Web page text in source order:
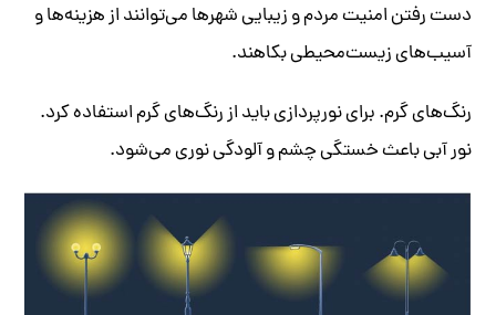
دست رفتن امنیت مردم و زیبایی شهرها می‌توانند از هزینه‌ها و
آسیب‌های زیست‌محیطی بکاهند.
رنگ‌های گرم. برای نورپردازی باید از رنگ‌های گرم استفاده کرد.
نور آبی باعث خستگی چشم و آلودگی نوری می‌شود.